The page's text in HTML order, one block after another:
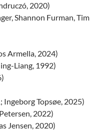
2020)
Shannon Furman, Tim
Armella, 2024)
Liang, 1992)
Ingeborg Topsøe, 2025)
2022)
Jensen, 2020)